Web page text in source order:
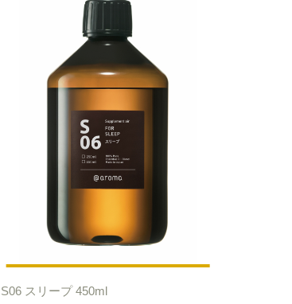
S06 スリープ 450ml